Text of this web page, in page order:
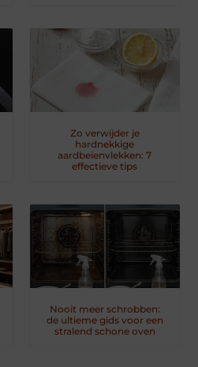
Zo verwijder je
hardnekkige
aardbeienvlekken: 7
effectieve tips
Nooit meer schrobben:
de ultieme gids voor een
stralend schone oven